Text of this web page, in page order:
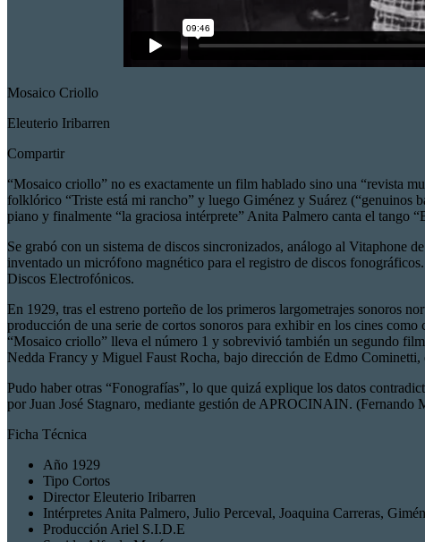
Mosaico Criollo
Eleuterio Iribarren
Compartir
“Mosaico criollo” no es exactamente un film hablado sino una “revista
folklórico “Triste está mi rancho” y luego Giménez y Suárez (“genuinos
piano y finalmente “la graciosa intérprete” Anita Palmero canta el tango
Se grabó con un sistema de discos sincronizados, análogo al Vitaphone
inventado un micrófono magnético para el registro de discos
Discos Electrofónicos.
En 1929, tras el estreno porteño de los primeros largometrajes sonoros
producción de una serie de cortos sonoros para exhibir en los cines
“Mosaico criollo” lleva el número 1 y sobrevivió también un segundo
Nedda Francy y Miguel Faust Rocha, bajo dirección de Edmo Cominetti,
Pudo haber otras “Fonografías”, lo que quizá explique los datos
por Juan José Stagnaro, mediante gestión de APROCINAIN. (Fernando
Ficha Técnica
Año 1929
Tipo Cortos
Director Eleuterio Iribarren
Intérpretes Anita Palmero, Julio Perceval, Joaquina Carreras,
Producción Ariel S.I.D.E